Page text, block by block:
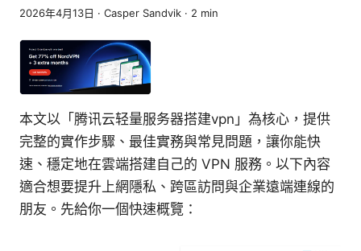
2026年4月13日 · Casper Sandvik · 2 min
本文以「腾讯云轻量服务器搭建vpn」為核心，提供
完整的實作步驟、最佳實務與常見問題，讓你能快
速、穩定地在雲端搭建自己的 VPN 服務。以下內容
適合想要提升上網隱私、跨區訪問與企業遠端連線的
朋友。先給你一個快速概覽：